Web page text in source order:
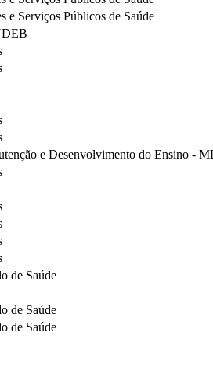
e Serviços Públicos de Saúde
e Desenvolvimento do Ensino -
de Saúde
de Saúde
de Saúde